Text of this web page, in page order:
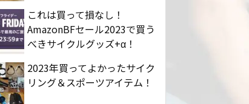
これは買って損なし！
AmazonBFセール2023で買う
べきサイクルグッズ+α！
2023年買ってよかったサイク
リング＆スポーツアイテム！